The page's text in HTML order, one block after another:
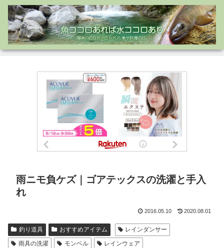
雨ニモ負ケズ｜ゴアテックスの洗濯と手入
れ
2016.05.10 2020.08.01
釣り道具 おすすめアイテム
レインダンサー
雨具の洗濯
モンベル
レインウェア